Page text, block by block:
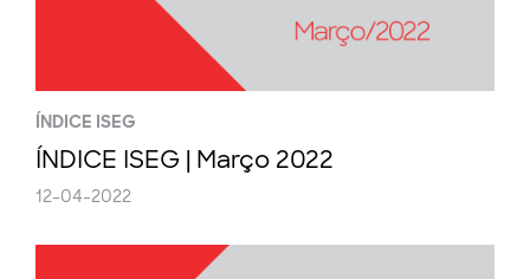
ÍNDICE ISEG
ÍNDICE ISEG | Março 2022
12-04-2022